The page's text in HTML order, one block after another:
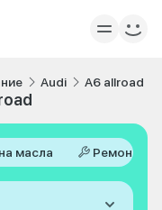
Audi A6 allroad
масла Ремонт